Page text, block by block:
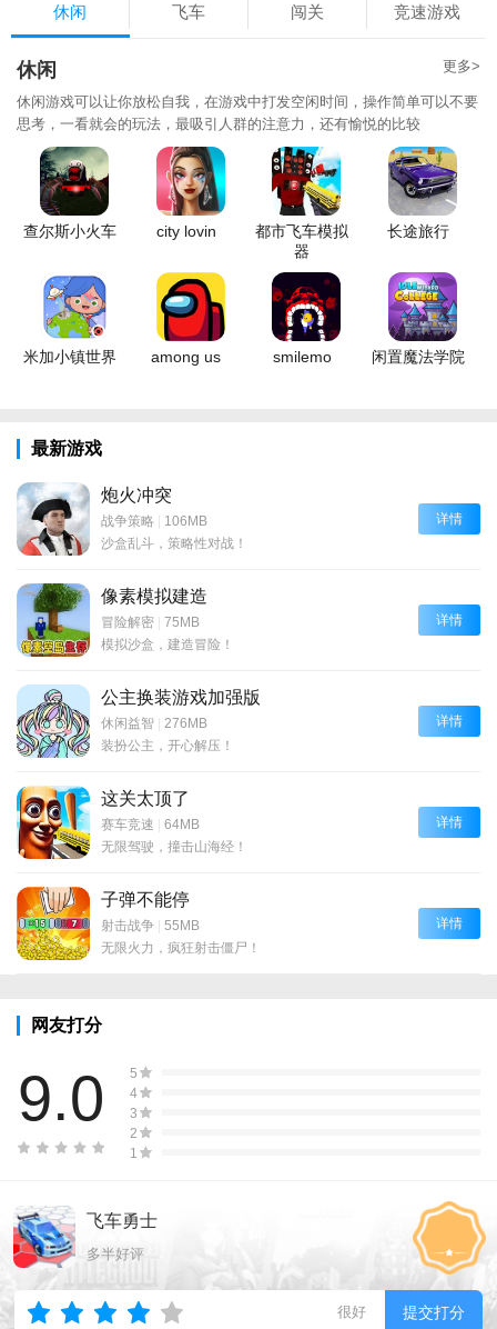
休闲 飞车 闯关 竞速游戏
休闲 更多>
休闲游戏可以让你放松自我，在游戏中打发空闲时间，操作简单可以不要
思考，一看就会的玩法，最吸引人群的注意力，还有愉悦的比较
查尔斯小火车 city lovin
都市飞车模拟
器
长途旅行
米加小镇世界 among us smilemo 闲置魔法学院
最新游戏
炮火冲突
战争策略 | 106MB
沙盒乱斗，策略性对战！
详情
像素模拟建造
冒险解密 | 75MB
模拟沙盒，建造冒险！
详情
公主换装游戏加强版
休闲益智 | 276MB
装扮公主，开心解压！
详情
这关太顶了
赛车竞速 | 64MB
无限驾驶，撞击山海经！
详情
子弹不能停
射击战争 | 55MB
无限火力，疯狂射击僵尸！
详情
网友打分
9.0
5
4
3
2
1
飞车勇士
多半好评
很好 提交打分